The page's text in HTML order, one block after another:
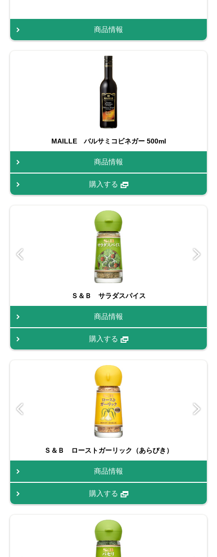
商品情報
MAILLE バルサミコビネガー 500ml
商品情報
購入する
Ｓ＆Ｂ サラダスパイス
商品情報
購入する
Ｓ＆Ｂ ローストガーリック（あらびき）
商品情報
購入する